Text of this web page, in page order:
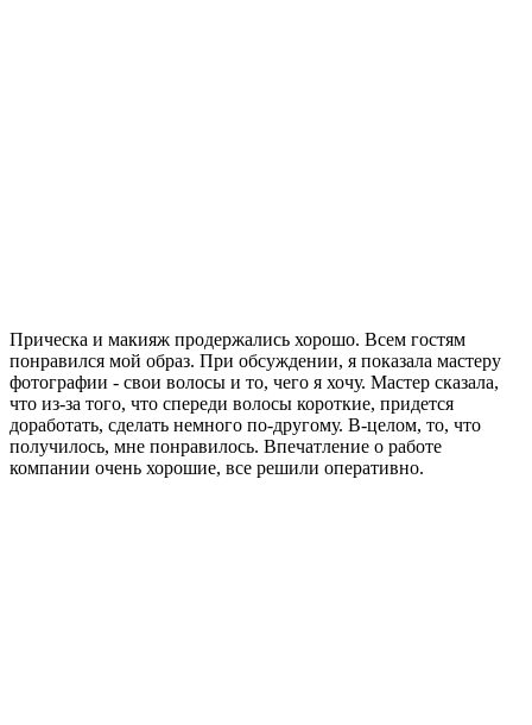
Прическа и макияж продержались хорошо. Всем гостям
понравился мой образ. При обсуждении, я показала мастеру
фотографии - свои волосы и то, чего я хочу. Мастер сказала,
что из-за того, что спереди волосы короткие, придется
доработать, сделать немного по-другому. В-целом, то, что
получилось, мне понравилось. Впечатление о работе
компании очень хорошие, все решили оперативно.